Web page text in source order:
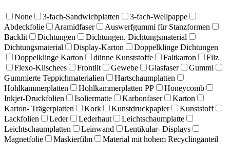
None 3-fach-Sandwichplatten
3-fach-Wellpappe
Abdeckfolie
Aramidfaser
Auswerfgummi für Stanzformen
Backlit
Dichtungen
Dichtungen. Dichtungsmaterial
Dichtungsmaterial
Display-Karton
Doppelklinge Dichtungen
Doppelklinge Karton
dünne Kunststoffe Faltkarton
Filz
Flexo-Klischees
Frontlit Gewebe Glasfaser
Gummi
Gummierte Teppichmaterialien
Hartschaumplatten
Hohlkammerplatten
Hohlkammerplatten PP
Honeycomb
Inkjet-Druckfolien
Isoliermatte Karbonfaser
Karton
Karton- Trägerplatten
Kork Kunstdruckpapier
Kunststoff
Lackfolien
Leder Lederhaut
Leichtschaumplatte
Leichtschaumplatten
Leinwand
Lentikular- Displays
Magnetfolie
Maskierfilm
Material mit hohem Recyclinganteil